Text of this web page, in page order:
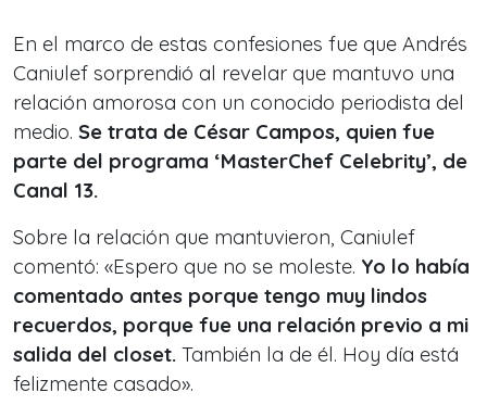
En el marco de estas confesiones fue que Andrés
Caniulef sorprendió al revelar que mantuvo una
relación amorosa con un conocido periodista del
medio. Se trata de César Campos, quien fue
parte del programa ‘MasterChef Celebrity’, de
Canal 13.
Sobre la relación que mantuvieron, Caniulef
comentó: «Espero que no se moleste. Yo lo había
comentado antes porque tengo muy lindos
recuerdos, porque fue una relación previo a mi
salida del closet. También la de él. Hoy día está
felizmente casado».